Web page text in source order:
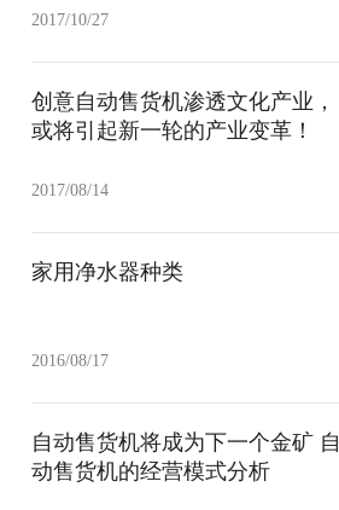
2017/10/27
创意自动售货机渗透文化产业，
或将引起新一轮的产业变革！
2017/08/14
家用净水器种类
2016/08/17
自动售货机将成为下一个金矿 自
动售货机的经营模式分析